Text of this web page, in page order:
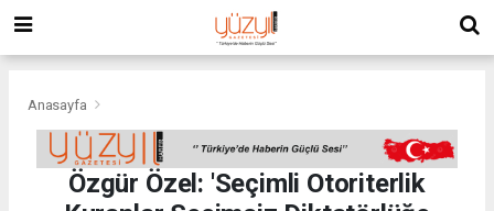
Anasayfa
Özgür Özel: 'Seçimli Otoriterlik